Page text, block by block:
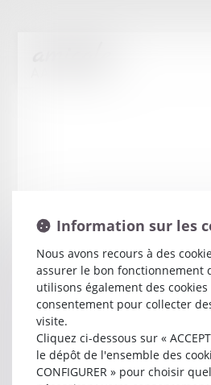
Jerome
Avocat
9 BD GEORGES CLEMENCEAU
Information sur les
Nous avons recours à des
assurer le bon fonctionnement
utilisons également des
consentement pour collecter
visite.
Cliquez ci-dessous sur «
le dépôt de l'ensemble des
CONFIGURER » pour choisir